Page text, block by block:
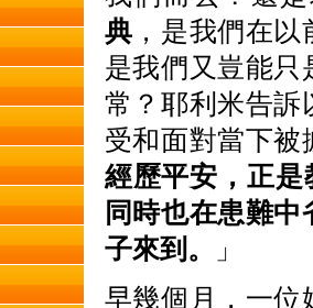
典 ，是我們在
是我們又豈能只
常？耶利米告訴
受和面對當下被
經歷平安，正是
同時也在患難
子來到。
」
早幾個月，一位